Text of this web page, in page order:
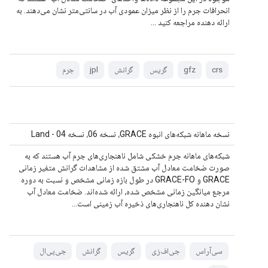
انحرافات جرم را از نظر میزان عمودی آب در سانتی‌متر نشان می‌دهند. به
ارائه دهنده مراجعه کنید ...
crs
gfz گریس گرانش jpl جرم
نسخه ماهانه شبکه‌های انبوه GRACE، نسخه 06، نسخه 04 - Land
شبکه‌های ماهانه جرم خشکی شامل ناهنجاری‌های جرم آب هستند که به
صورت ضخامت معادل آب مشتق شده از مشاهدات گرانش متغیر زمانی
GRACE و GRACE-FO در طول بازه زمانی مشخص و نسبت به دوره
مرجع میانگین زمانی مشخص شده، ارائه شده‌اند. ضخامت معادل آب
نشان دهنده کل ناهنجاری‌های ذخیره آب زمینی است...
سی‌آر‌اس جی‌اف‌زی گریس گرانش جی‌پی‌ال